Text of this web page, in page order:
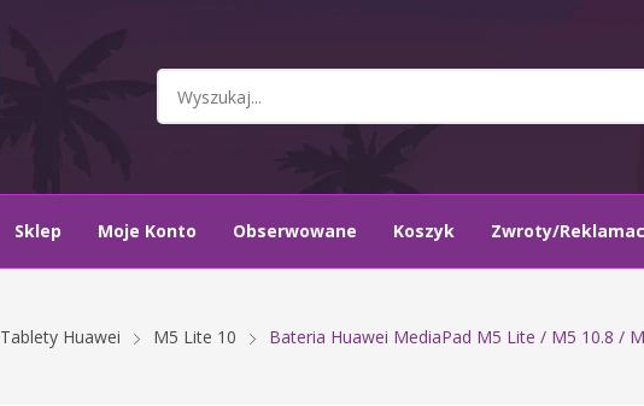
Sklep Moje Konto Obserwowane Koszyk Zwroty/
Tablety Huawei M5 Lite 10 Bateria Huawei MediaPad M5 Lite / M5 10.8 /